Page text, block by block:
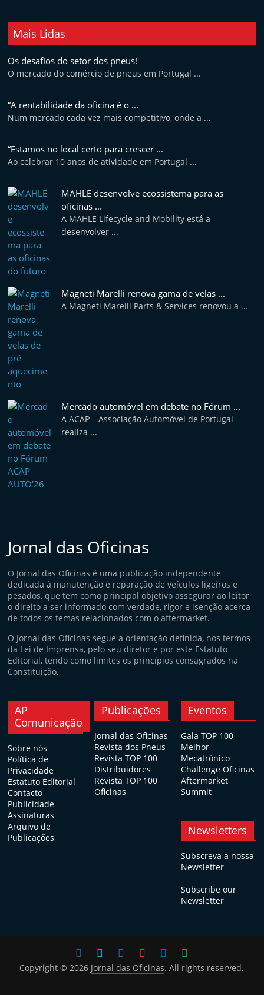
k
e
t
u
o
m
v
e
l
o
r
Mais Lidas
Os desafios do setor dos pneus!
O mercado do comércio de pneus em Portugal ...
“A rentabilidade da oficina é o ...
Num mercado cada vez mais competitivo, onde a ...
“Estamos no local certo para crescer ...
Ao celebrar 10 anos de atividade em Portugal ...
MAHLE desenvolve ecossistema para as
oficinas ...
A MAHLE Lifecycle and Mobility está a
desenvolver ...
Magneti Marelli renova gama de velas ...
A Magneti Marelli Parts & Services renovou a ...
Mercado automóvel em debate no Fórum ...
A ACAP – Associação Automóvel de Portugal
realiza ...
Jornal das Oficinas
O Jornal das Oficinas é uma publicação independente
dedicada à manutenção e reparação de veículos ligeiros e
pesados, que tem como principal objetivo assegurar ao leitor
o direito a ser informado com verdade, rigor e isenção acerca
de todos os temas relacionados com o aftermarket.
O Jornal das Oficinas segue a orientação definida, nos termos
da Lei de Imprensa, pelo seu diretor e por este Estatuto
Editorial, tendo como limites os princípios consagrados na
Constituição.
AP
Comunicação
Sobre nós
Política de
Privacidade
Estatuto Editorial
Contacto
Publicidade
Assinaturas
Arquivo de
Publicações
Publicações
Jornal das Oficinas
Revista dos Pneus
Revista TOP 100
Distribuidores
Revista TOP 100
Oficinas
Eventos
Gala TOP 100
Melhor
Mecatrónico
Challenge Oficinas
Aftermarket
Summit
Newsletters
Subscreva a nossa
Newsletter
Subscribe our
Newsletter
Copyright © 2026 Jornal das Oficinas. All rights reserved.